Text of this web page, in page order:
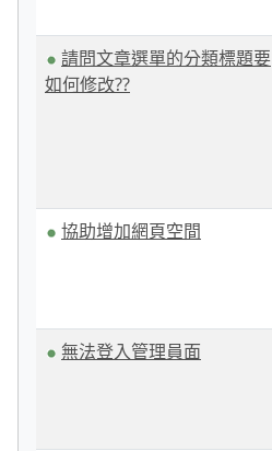
請問文章選單的分類標題要
如何修改??
協助增加網頁空間
無法登入管理員面